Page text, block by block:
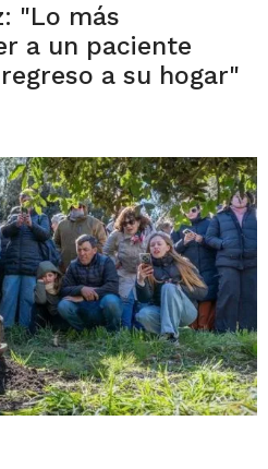
"Lo más
a un paciente
a su hogar"